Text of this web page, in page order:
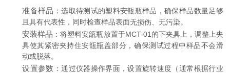
准备样品 ：选取待测试的塑料安瓿瓶样品，确保样品数量足够
且具有代表性，同时检查样品表面无损伤、无污染。
安装样品 ：将塑料安瓿瓶放置于MCT-01的下夹具上，调整上夹
具使其紧密夹持住安瓿瓶盖部分，确保测试过程中样品不会滑
动或脱落。
设置参数 ：通过仪器操作界面，设置旋转速度（通常根据行业